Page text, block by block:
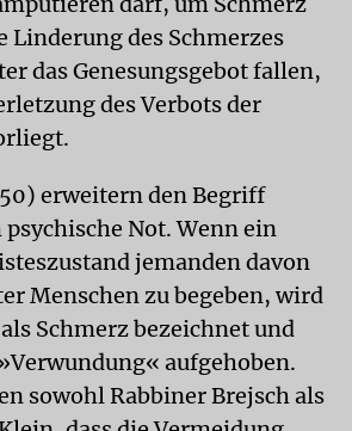
Linderung des Schmerzes
das Genesungsgebot fallen,
des Verbots der
erweitern den Begriff
Not. Wenn ein
jemanden davon
Menschen zu begeben, wird
Schmerz bezeichnet und
aufgehoben.
sowohl Rabbiner Brejsch als